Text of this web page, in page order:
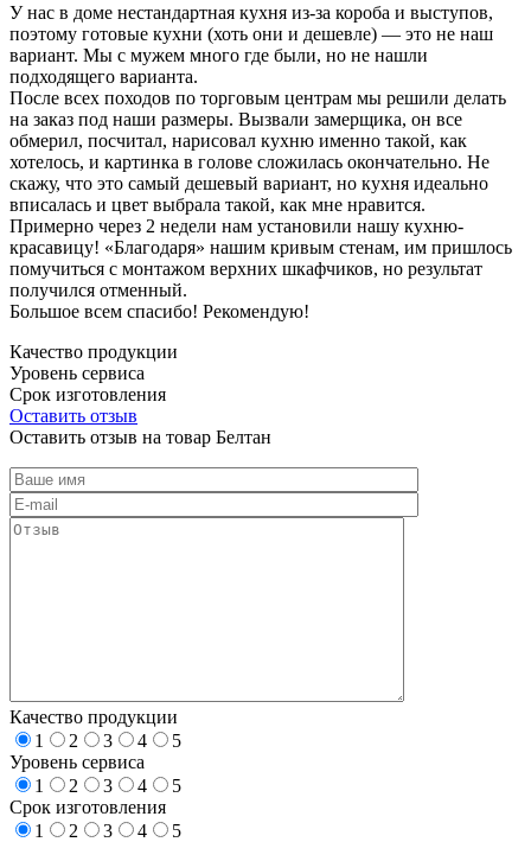
У нас в доме нестандартная кухня из-за короба и выступов,
поэтому готовые кухни (хоть они и дешевле) — это не наш
вариант. Мы с мужем много где были, но не нашли
подходящего варианта.
После всех походов по торговым центрам мы решили делать
на заказ под наши размеры. Вызвали замерщика, он все
обмерил, посчитал, нарисовал кухню именно такой, как
хотелось, и картинка в голове сложилась окончательно. Не
скажу, что это самый дешевый вариант, но кухня идеально
вписалась и цвет выбрала такой, как мне нравится.
Примерно через 2 недели нам установили нашу кухню-
красавицу! «Благодаря» нашим кривым стенам, им пришлось
помучиться с монтажом верхних шкафчиков, но результат
получился отменный.
Большое всем спасибо! Рекомендую!
Качество продукции
Уровень сервиса
Срок изготовления
Оставить отзыв
Оставить отзыв на товар Белтан
Качество продукции
1
2 3 4
5
Уровень сервиса
1
2 3 4
5
Срок изготовления
1
2 3 4
5